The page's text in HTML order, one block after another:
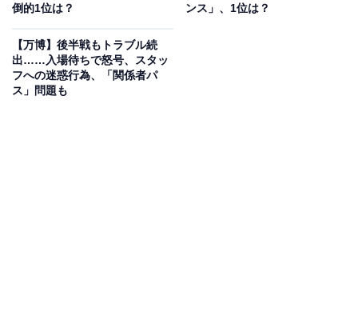
なると思ったから」（30代女性／大阪府）などの声が寄
倒的1位は？
ンス」、1位は？
【万博】後半戦もトラブル続
出……入場待ちで怒号、スタッ
フへの迷惑行為、「関係者パ
ス」問題も